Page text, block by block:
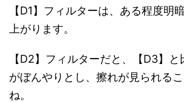
【D1】フィルターは、ある程度明
上がります。
【D2】フィルターだと、【D3】
がぼんやりとし、擦れが見られる
ね。